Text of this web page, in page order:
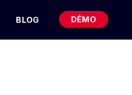
BLOG DÉMO